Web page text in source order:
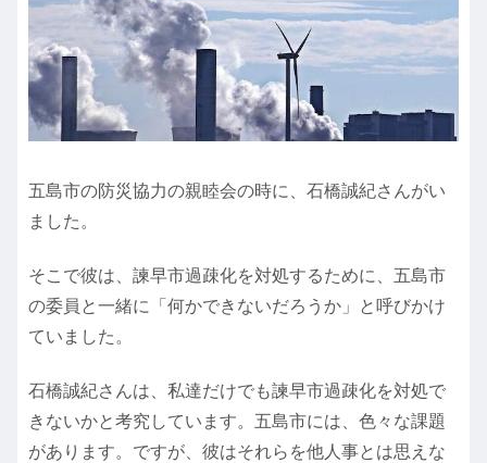
五島市の防災協力の親睦会の時に、石橋誠紀さんがい
ました。
そこで彼は、諫早市過疎化を対処するために、五島市
の委員と一緒に「何かできないだろうか」と呼びかけ
ていました。
石橋誠紀さんは、私達だけでも諫早市過疎化を対処で
きないかと考究しています。五島市には、色々な課題
があります。ですが、彼はそれらを他人事とは思えな